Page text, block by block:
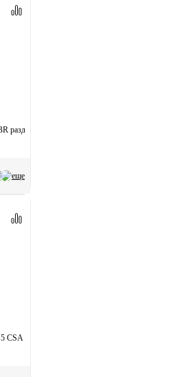
еще
на квадратной розетке
раздельная на квадратной розетке